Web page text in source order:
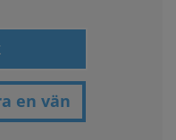
en vän